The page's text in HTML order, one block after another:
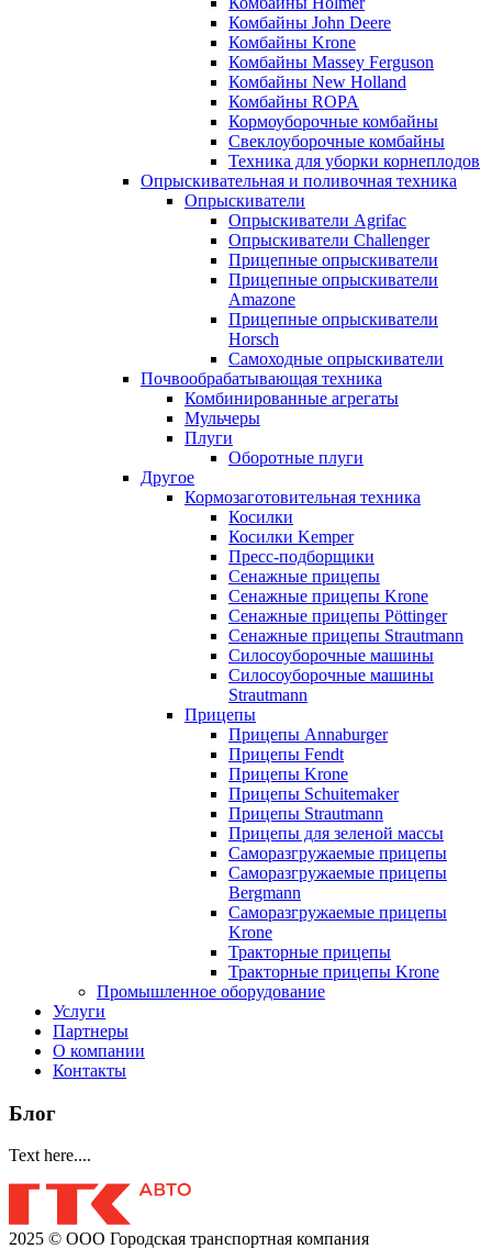
Комбайны John Deere
Комбайны Krone
Комбайны Massey Ferguson
Комбайны New Holland
Комбайны ROPA
Кормоуборочные комбайны
Свеклоуборочные комбайны
Техника для уборки корнеплодов
Опрыскивательная и поливочная техника
Опрыскиватели
Опрыскиватели Agrifac
Опрыскиватели Challenger
Прицепные опрыскиватели
Прицепные опрыскиватели
Amazone
Прицепные опрыскиватели
Horsch
Самоходные опрыскиватели
Почвообрабатывающая техника
Комбинированные агрегаты
Мульчеры
Плуги
Оборотные плуги
Другое
Кормозаготовительная техника
Косилки
Косилки Kemper
Пресс-подборщики
Сенажные прицепы
Сенажные прицепы Krone
Сенажные прицепы Pöttinger
Сенажные прицепы Strautmann
Силосоуборочные машины
Силосоуборочные машины
Strautmann
Прицепы
Прицепы Annaburger
Прицепы Fendt
Прицепы Krone
Прицепы Schuitemaker
Прицепы Strautmann
Прицепы для зеленой массы
Саморазгружаемые прицепы
Саморазгружаемые прицепы
Bergmann
Саморазгружаемые прицепы
Krone
Тракторные прицепы
Тракторные прицепы Krone
Промышленное оборудование
Услуги
Партнеры
О компании
Контакты
Блог
Text here....
2025 © ООО Городская транспортная компания